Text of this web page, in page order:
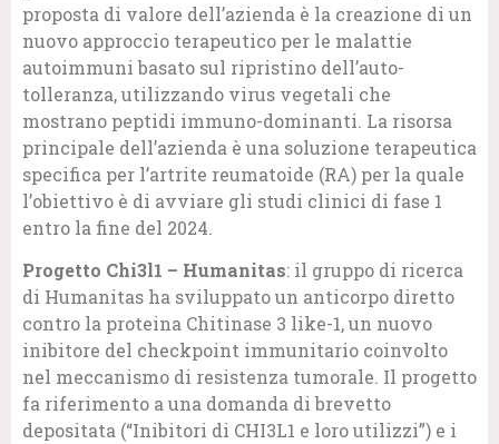
proposta di valore dell’azienda è la creazione di un
nuovo approccio terapeutico per le malattie
autoimmuni basato sul ripristino dell’auto-
tolleranza, utilizzando virus vegetali che
mostrano peptidi immuno-dominanti. La risorsa
principale dell’azienda è una soluzione terapeutica
specifica per l’artrite reumatoide (RA) per la quale
l’obiettivo è di avviare gli studi clinici di fase 1
entro la fine del 2024.
Progetto Chi3l1 – Humanitas: il gruppo di ricerca
di Humanitas ha sviluppato un anticorpo diretto
contro la proteina Chitinase 3 like-1, un nuovo
inibitore del checkpoint immunitario coinvolto
nel meccanismo di resistenza tumorale. Il progetto
fa riferimento a una domanda di brevetto
depositata (“Inibitori di CHI3L1 e loro utilizzi”) e i